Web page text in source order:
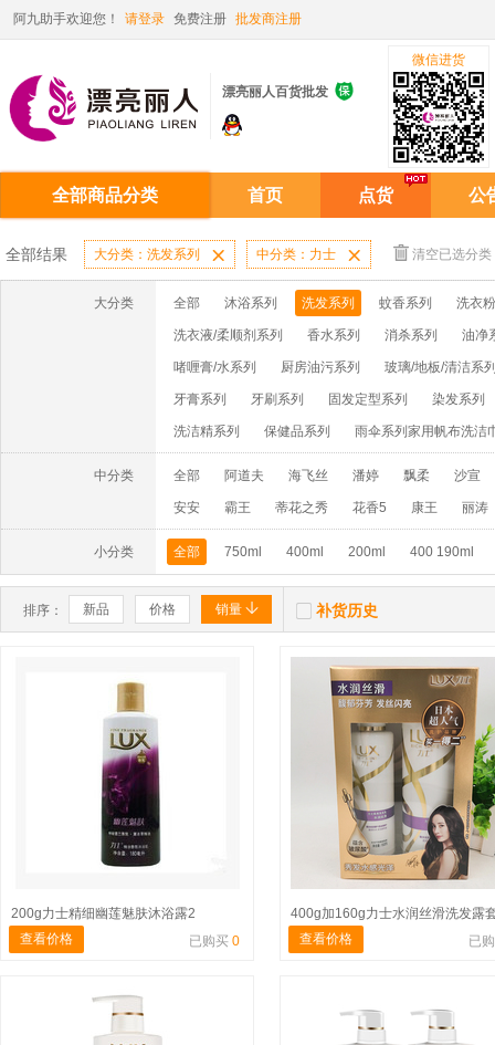
阿九助手欢迎您！ 请登录 免费注册 批发商注册
漂亮丽人百货批发 
微信进货
全部商品分类 首页 点货 公
全部结果 大分类：洗发系列  中分类：力士  清空已选分类
大分类 全部 沐浴系列 洗发系列 蚊香系列 洗衣
洗衣液/柔顺剂系列 香水系列 消杀系列 油净
啫喱膏/水系列 厨房油污系列 玻璃/地板/清洁系
牙膏系列 牙刷系列 固发定型系列 染发系列
洗洁精系列 保健品系列 雨伞系列家用帆布洗洁
中分类 全部 阿道夫 海飞丝 潘婷 飘柔 沙宣
安安 霸王 蒂花之秀 花香5 康王 丽涛
小分类 全部 750ml 400ml 200ml 400 190ml
排序： 新品 价格 销量   补货历史
200g力士精细幽莲魅肤沐浴露2
查看价格
已购买 0
400g加160g力士水润丝滑洗发露
查看价格
已